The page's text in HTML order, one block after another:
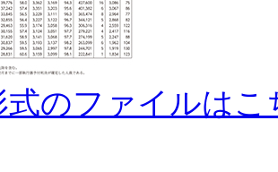
式のファイルはこ